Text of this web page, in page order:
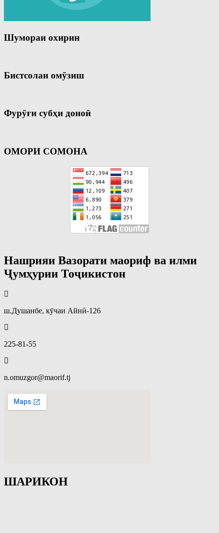
Шумораи охирин
Бистсолаи омӯзиш
Фурӯғи субҳи доноӣ
ОМОРИ СОМОНА
Нашрияи Вазорати маориф ва илми
Ҷумҳурии Тоҷикистон
ш.Душанбе, кӯчаи Айнӣ-126
225-81-55
n.omuzgor@maorif.tj
ШАРИКОН